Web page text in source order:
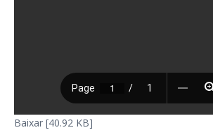
Baixar [40.92 KB]